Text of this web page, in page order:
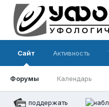
Сайт
Форумы Календарь
Активность
поддержать